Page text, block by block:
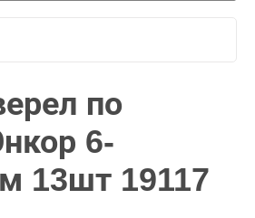
по
6-
13шт 19117